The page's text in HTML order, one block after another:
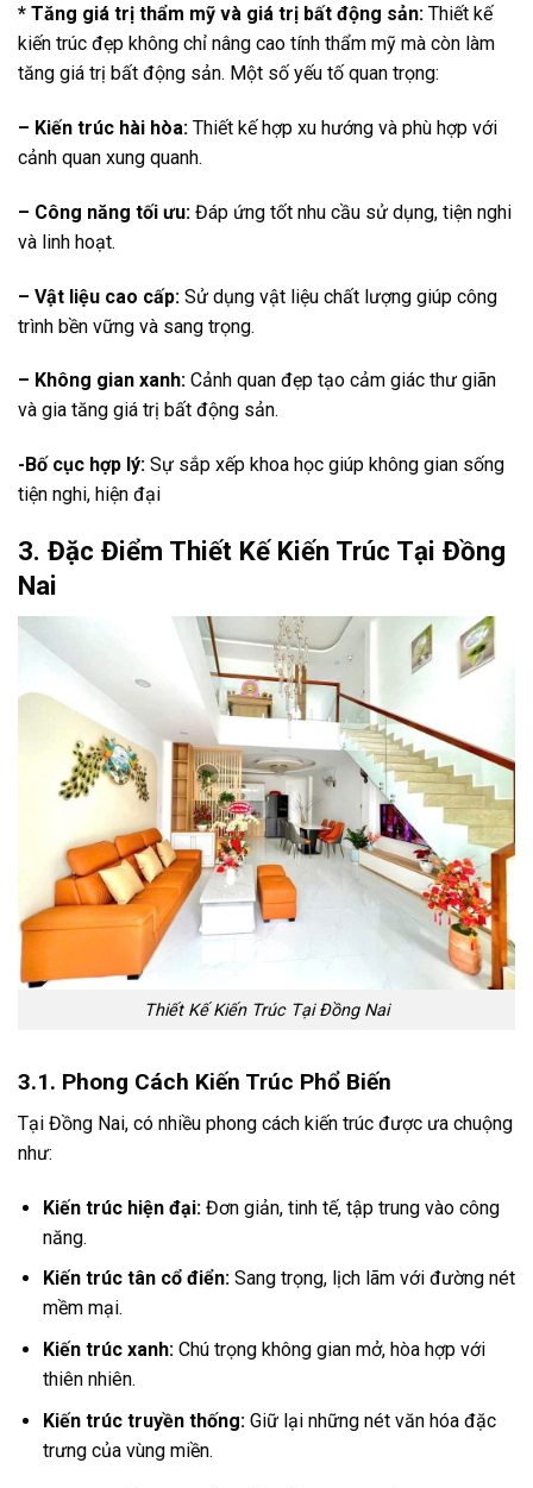
* Tăng giá trị thẩm mỹ và giá trị bất động sản: Thiết kế
kiến trúc đẹp không chỉ nâng cao tính thẩm mỹ mà còn làm
tăng giá trị bất động sản. Một số yếu tố quan trọng:
– Kiến trúc hài hòa: Thiết kế hợp xu hướng và phù hợp với
cảnh quan xung quanh.
– Công năng tối ưu: Đáp ứng tốt nhu cầu sử dụng, tiện nghi
và linh hoạt.
– Vật liệu cao cấp: Sử dụng vật liệu chất lượng giúp công
trình bền vững và sang trọng.
– Không gian xanh: Cảnh quan đẹp tạo cảm giác thư giãn
và gia tăng giá trị bất động sản.
-Bố cục hợp lý: Sự sắp xếp khoa học giúp không gian sống
tiện nghi, hiện đại
3. Đặc Điểm Thiết Kế Kiến Trúc Tại Đồng
Nai
Thiết Kế Kiến Trúc Tại Đồng Nai
3.1. Phong Cách Kiến Trúc Phổ Biến
Tại Đồng Nai, có nhiều phong cách kiến trúc được ưa chuộng
như:
Kiến trúc hiện đại:Đơn giản, tinh tế, tập trung vào công
năng.
Kiến trúc tân cổ điển:Sang trọng, lịch lãm với đường nét
mềm mại.
Kiến trúc xanh:Chú trọng không gian mở, hòa hợp với
thiên nhiên.
Kiến trúc truyền thống:Giữ lại những nét văn hóa đặc
trưng của vùng miền.